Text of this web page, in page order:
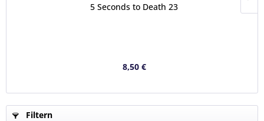
5 Seconds to Death 23
8,50 €
Filtern